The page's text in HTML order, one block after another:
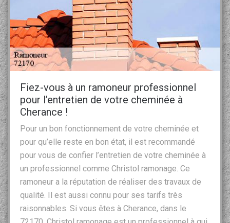
Fiez-vous à un ramoneur professionnel
pour l’entretien de votre cheminée à
Cherance !
Pour un bon fonctionnement de votre cheminée et
pour qu’elle reste en bon état, il est recommandé
pour vous de confier l’entretien de votre cheminée à
un professionnel comme Christol ramonage. Ce
ramoneur a la réputation de réaliser des travaux de
qualité. Il est aussi connu pour ses tarifs très
raisonnables. Si vous êtes à Cherance, dans le